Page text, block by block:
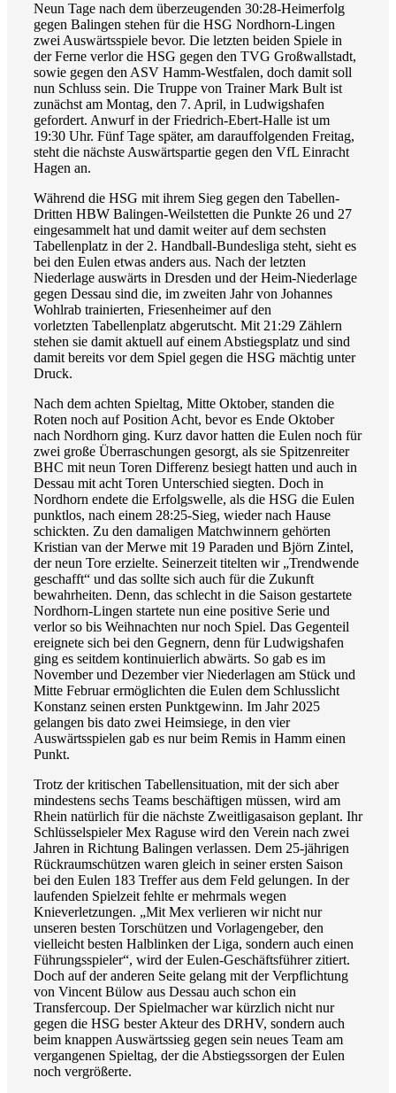
Neun Tage nach dem überzeugenden 30:28-Heimerfolg
gegen Balingen stehen für die HSG Nordhorn-Lingen
zwei Auswärtsspiele bevor. Die letzten beiden Spiele in
der Ferne verlor die HSG gegen den TVG Großwallstadt,
sowie gegen den ASV Hamm-Westfalen, doch damit soll
nun Schluss sein. Die Truppe von Trainer Mark Bult ist
zunächst am Montag, den 7. April, in Ludwigshafen
gefordert. Anwurf in der Friedrich-Ebert-Halle ist um
19:30 Uhr. Fünf Tage später, am darauffolgenden Freitag,
steht die nächste Auswärtspartie gegen den VfL Einracht
Hagen an.
Während die HSG mit ihrem Sieg gegen den Tabellen-
Dritten HBW Balingen-Weilstetten die Punkte 26 und 27
eingesammelt hat und damit weiter auf dem sechsten
Tabellenplatz in der 2. Handball-Bundesliga steht, sieht es
bei den Eulen etwas anders aus. Nach der letzten
Niederlage auswärts in Dresden und der Heim-Niederlage
gegen Dessau sind die, im zweiten Jahr von Johannes
Wohlrab trainierten, Friesenheimer auf den
vorletzten Tabellenplatz abgerutscht. Mit 21:29 Zählern
stehen sie damit aktuell auf einem Abstiegsplatz und sind
damit bereits vor dem Spiel gegen die HSG mächtig unter
Druck.
Nach dem achten Spieltag, Mitte Oktober, standen die
Roten noch auf Position Acht, bevor es Ende Oktober
nach Nordhorn ging. Kurz davor hatten die Eulen noch für
zwei große Überraschungen gesorgt, als sie Spitzenreiter
BHC mit neun Toren Differenz besiegt hatten und auch in
Dessau mit acht Toren Unterschied siegten. Doch in
Nordhorn endete die Erfolgswelle, als die HSG die Eulen
punktlos, nach einem 28:25-Sieg, wieder nach Hause
schickten. Zu den damaligen Matchwinnern gehörten
Kristian van der Merwe mit 19 Paraden und Björn Zintel,
der neun Tore erzielte. Seinerzeit titelten wir „Trendwende
geschafft“ und das sollte sich auch für die Zukunft
bewahrheiten. Denn, das schlecht in die Saison gestartete
Nordhorn-Lingen startete nun eine positive Serie und
verlor so bis Weihnachten nur noch Spiel. Das Gegenteil
ereignete sich bei den Gegnern, denn für Ludwigshafen
ging es seitdem kontinuierlich abwärts. So gab es im
November und Dezember vier Niederlagen am Stück und
Mitte Februar ermöglichten die Eulen dem Schlusslicht
Konstanz seinen ersten Punktgewinn. Im Jahr 2025
gelangen bis dato zwei Heimsiege, in den vier
Auswärtsspielen gab es nur beim Remis in Hamm einen
Punkt.
Trotz der kritischen Tabellensituation, mit der sich aber
mindestens sechs Teams beschäftigen müssen, wird am
Rhein natürlich für die nächste Zweitligasaison geplant. Ihr
Schlüsselspieler Mex Raguse wird den Verein nach zwei
Jahren in Richtung Balingen verlassen. Dem 25-jährigen
Rückraumschützen waren gleich in seiner ersten Saison
bei den Eulen 183 Treffer aus dem Feld gelungen. In der
laufenden Spielzeit fehlte er mehrmals wegen
Knieverletzungen. „Mit Mex verlieren wir nicht nur
unseren besten Torschützen und Vorlagengeber, den
vielleicht besten Halblinken der Liga, sondern auch einen
Führungsspieler“, wird der Eulen-Geschäftsführer zitiert.
Doch auf der anderen Seite gelang mit der Verpflichtung
von Vincent Bülow aus Dessau auch schon ein
Transfercoup. Der Spielmacher war kürzlich nicht nur
gegen die HSG bester Akteur des DRHV, sondern auch
beim knappen Auswärtssieg gegen sein neues Team am
vergangenen Spieltag, der die Abstiegssorgen der Eulen
noch vergrößerte.